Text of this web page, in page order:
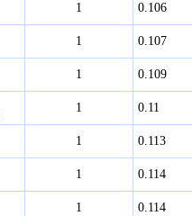
1 0.106
1 0.107
1 0.109
1 0.11
1 0.113
1 0.114
1 0.114